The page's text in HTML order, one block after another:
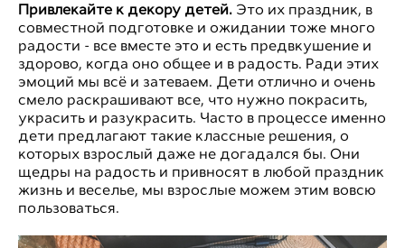
Привлекайте к декору детей. Это их праздник, в
совместной подготовке и ожидании тоже много
радости - все вместе это и есть предвкушение и
здорово, когда оно общее и в радость. Ради этих
эмоций мы всё и затеваем. Дети отлично и очень
смело раскрашивают все, что нужно покрасить,
украсить и разукрасить. Часто в процессе именно
дети предлагают такие классные решения, о
которых взрослый даже не догадался бы. Они
щедры на радость и привносят в любой праздник
жизнь и веселье, мы взрослые можем этим вовсю
пользоваться.